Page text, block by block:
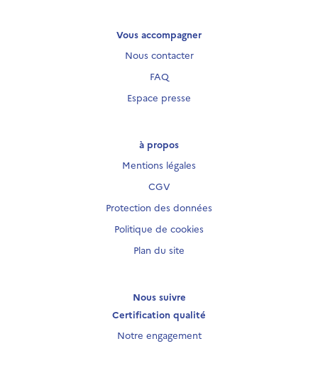
Vous accompagner
Nous contacter
FAQ
Espace presse
à propos
Mentions légales
CGV
Protection des données
Politique de cookies
Plan du site
Nous suivre
Certification qualité
Notre engagement